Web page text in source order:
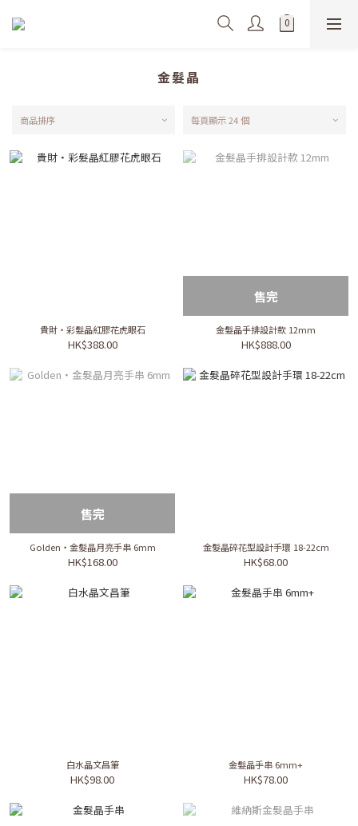
金髮晶
商品排序 每頁顯示 24 個
貴財・彩髮晶紅膠花虎眼石
HK$388.00
售完
金髮晶手排設計款 12mm
HK$888.00
售完
Golden・金髮晶月亮手串 6mm
HK$168.00
金髮晶碎花型設計手環 18-22cm
HK$68.00
白水晶文昌筆
HK$98.00
金髮晶手串 6mm+
HK$78.00